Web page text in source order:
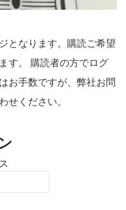
となります。購読ご希望
す。 購読者の方でログ
お手数ですが、弊社お問
せください。